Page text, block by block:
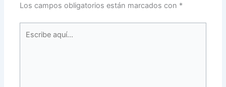
Los campos obligatorios están marcados con *
aquí...